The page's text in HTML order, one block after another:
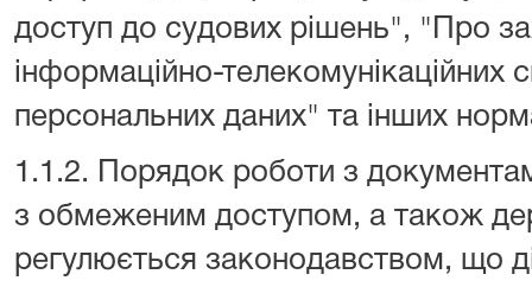
доступ до судових рішень", "Про
інформаційно-телекомунікаційних
персональних даних" та інших
1.1.2. Порядок роботи з
з обмеженим доступом, а також
регулюється законодавством, що